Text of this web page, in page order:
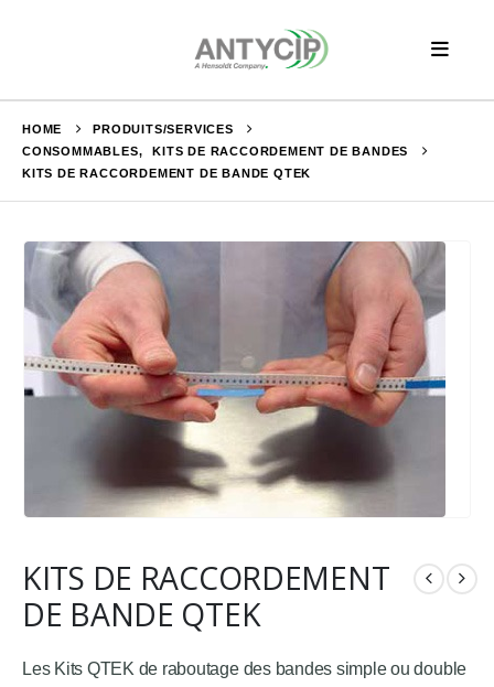
HOME
PRODUITS/SERVICES
CONSOMMABLES,
KITS DE RACCORDEMENT DE BANDES
KITS DE RACCORDEMENT DE BANDE QTEK
KITS DE RACCORDEMENT
DE BANDE QTEK
Les Kits QTEK de raboutage des bandes simple ou double